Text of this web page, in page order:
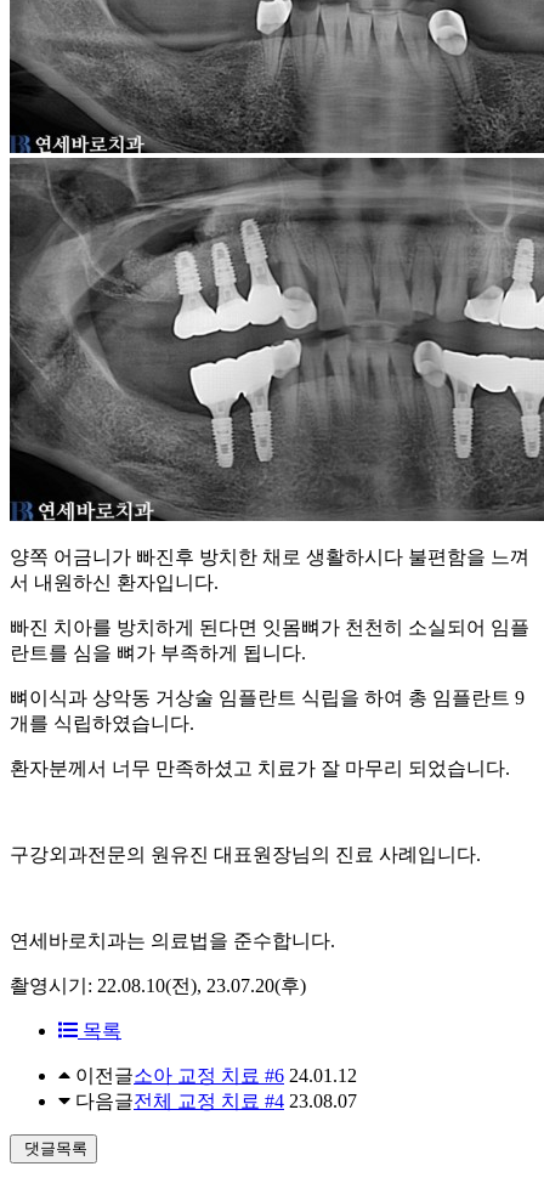
양쪽 어금니가 빠진후 방치한 채로 생활하시다 불편함을 느껴
서 내원하신 환자입니다.
빠진 치아를 방치하게 된다면 잇몸뼈가 천천히 소실되어 임플
란트를 심을 뼈가 부족하게 됩니다.
뼈이식과 상악동 거상술 임플란트 식립을 하여 총 임플란트 9
개를 식립하였습니다.
환자분께서 너무 만족하셨고 치료가 잘 마무리 되었습니다.
구강외과전문의 원유진 대표원장님의 진료 사례입니다.
연세바로치과는 의료법을 준수합니다.
촬영시기: 22.08.10(전), 23.07.20(후)
목록
이전글소아 교정 치료 #6 24.01.12
다음글전체 교정 치료 #4 23.08.07
댓글목록